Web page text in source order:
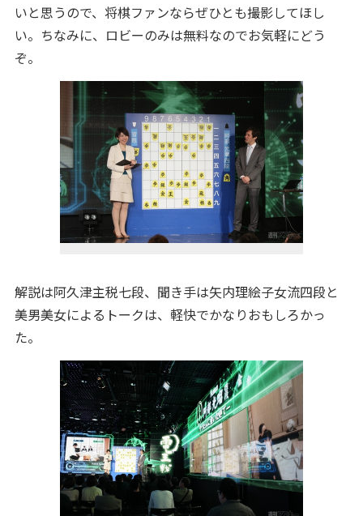
いと思うので、将棋ファンならぜひとも撮影してほし
い。ちなみに、ロビーのみは無料なのでお気軽にどう
ぞ。
解説は阿久津主税七段、聞き手は矢内理絵子女流四段と
美男美女によるトークは、軽快でかなりおもしろかっ
た。